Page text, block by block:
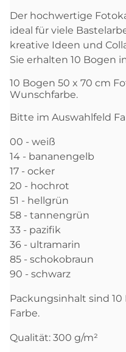
Der hochwertige
ideal für viele
kreative Ideen und
Sie erhalten 10 Bogen
10 Bogen 50 x 70 cm
Wunschfarbe.
Bitte im Auswahlfeld
00 - weiß
14 - bananengelb
17 - ocker
20 - hochrot
51 - hellgrün
58 - tannengrün
33 - pazifik
36 - ultramarin
85 - schokobraun
90 - schwarz
Packungsinhalt sind
Farbe.
Qualität: 300 g/m²